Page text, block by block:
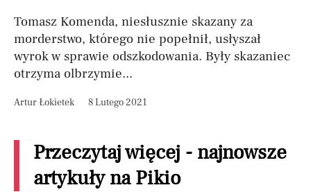
Tomasz Komenda, niesłusznie skazany za
morderstwo, którego nie popełnił, usłyszał
wyrok w sprawie odszkodowania. Były skazaniec
otrzyma olbrzymie...
Artur Łokietek 8 Lutego 2021
Przeczytaj więcej - najnowsze
artykuły na Pikio